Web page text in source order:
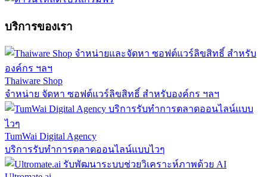
บริการของเรา
Thaiware Shop
จำหน่าย จัดหา ซอฟต์แวร์ลิขสิทธิ์ สำหรับองค์กร ฯลฯ
TumWai Digital Agency
บริการรับทำการตลาดออนไลน์แบบไวๆ